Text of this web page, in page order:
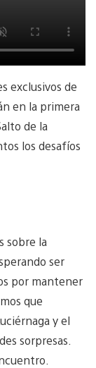
exclusivos de
en la primera
de la
los desafíos
sobre la
ser
por mantener
que
y el
sorpresas.